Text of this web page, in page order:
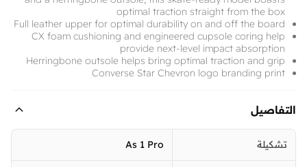
optimal traction straight from the box
Full leather upper for optimal durability on and off the board
CX foam cushioning and engineered cupsole coring help
provide next-level impact absorption
Herringbone outsole helps bring optimal traction and grip
Converse Star Chevron logo branding print
التفاصيل
تشكيلة As 1 Pro